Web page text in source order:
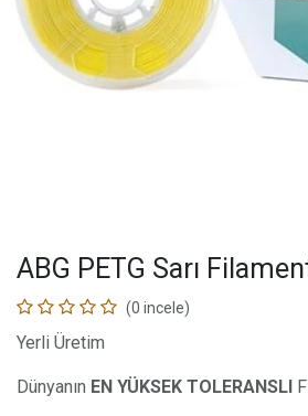
ABG PETG Sarı
(0 incele)
Yerli Üretim
Dünyanın EN YÜKSEK TOLERANSLI